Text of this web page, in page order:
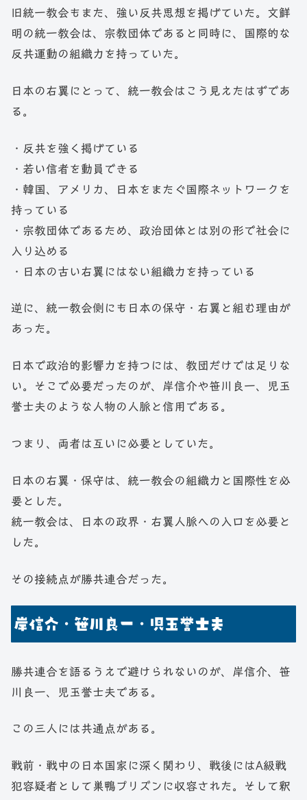
旧統一教会もまた、強い反共思想を掲げていた。文鮮
明の統一教会は、宗教団体であると同時に、国際的な
反共運動の組織力を持っていた。
日本の右翼にとって、統一教会はこう見えたはずであ
る。
・反共を強く掲げている
・若い信者を動員できる
・韓国、アメリカ、日本をまたぐ国際ネットワークを
持っている
・宗教団体であるため、政治団体とは別の形で社会に
入り込める
・日本の古い右翼にはない組織力を持っている
逆に、統一教会側にも日本の保守・右翼と組む理由が
あった。
日本で政治的影響力を持つには、教団だけでは足りな
い。そこで必要だったのが、岸信介や笹川良一、児玉
誉士夫のような人物の人脈と信用である。
つまり、両者は互いに必要としていた。
日本の右翼・保守は、統一教会の組織力と国際性を必
要とした。
統一教会は、日本の政界・右翼人脈への入口を必要と
した。
その接続点が勝共連合だった。
岸信介・笹川良一・児玉誉士夫
勝共連合を語るうえで避けられないのが、岸信介、笹
川良一、児玉誉士夫である。
この三人には共通点がある。
戦前・戦中の日本国家に深く関わり、戦後にはA級戦
犯容疑者として巣鴨プリズンに収容された。そして釈